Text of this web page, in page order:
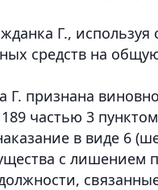
Г.,
средств на
Г. признана
частью 3
в виде 6
с лишением